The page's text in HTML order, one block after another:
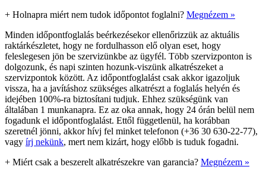
+ Holnapra miért nem tudok időpontot foglalni? Megnézem »
Minden időpontfoglalás beérkezésekor ellenőrizzük az aktuális
raktárkészletet, hogy ne fordulhasson elő olyan eset, hogy
feleslegesen jön be szervizünkbe az ügyfél. Több szervizponton is
dolgozunk, és napi szinten hozunk-viszünk alkatrészeket a
szervizpontok között. Az időpontfoglalást csak akkor igazoljuk
vissza, ha a javításhoz szükséges alkatrészt a foglalás helyén és
idejében 100%-ra biztosítani tudjuk. Ehhez szükségünk van
általában 1 munkanapra. Ez az oka annak, hogy 24 órán belül nem
fogadunk el időpontfoglalást. Ettől függetlenül, ha korábban
szeretnél jönni, akkor hívj fel minket telefonon (+36 30 630-22-77),
vagy írj nekünk, mert nem kizárt, hogy előbb is tuduk fogadni.
+ Miért csak a beszerelt alkatrészekre van garancia? Megnézem »